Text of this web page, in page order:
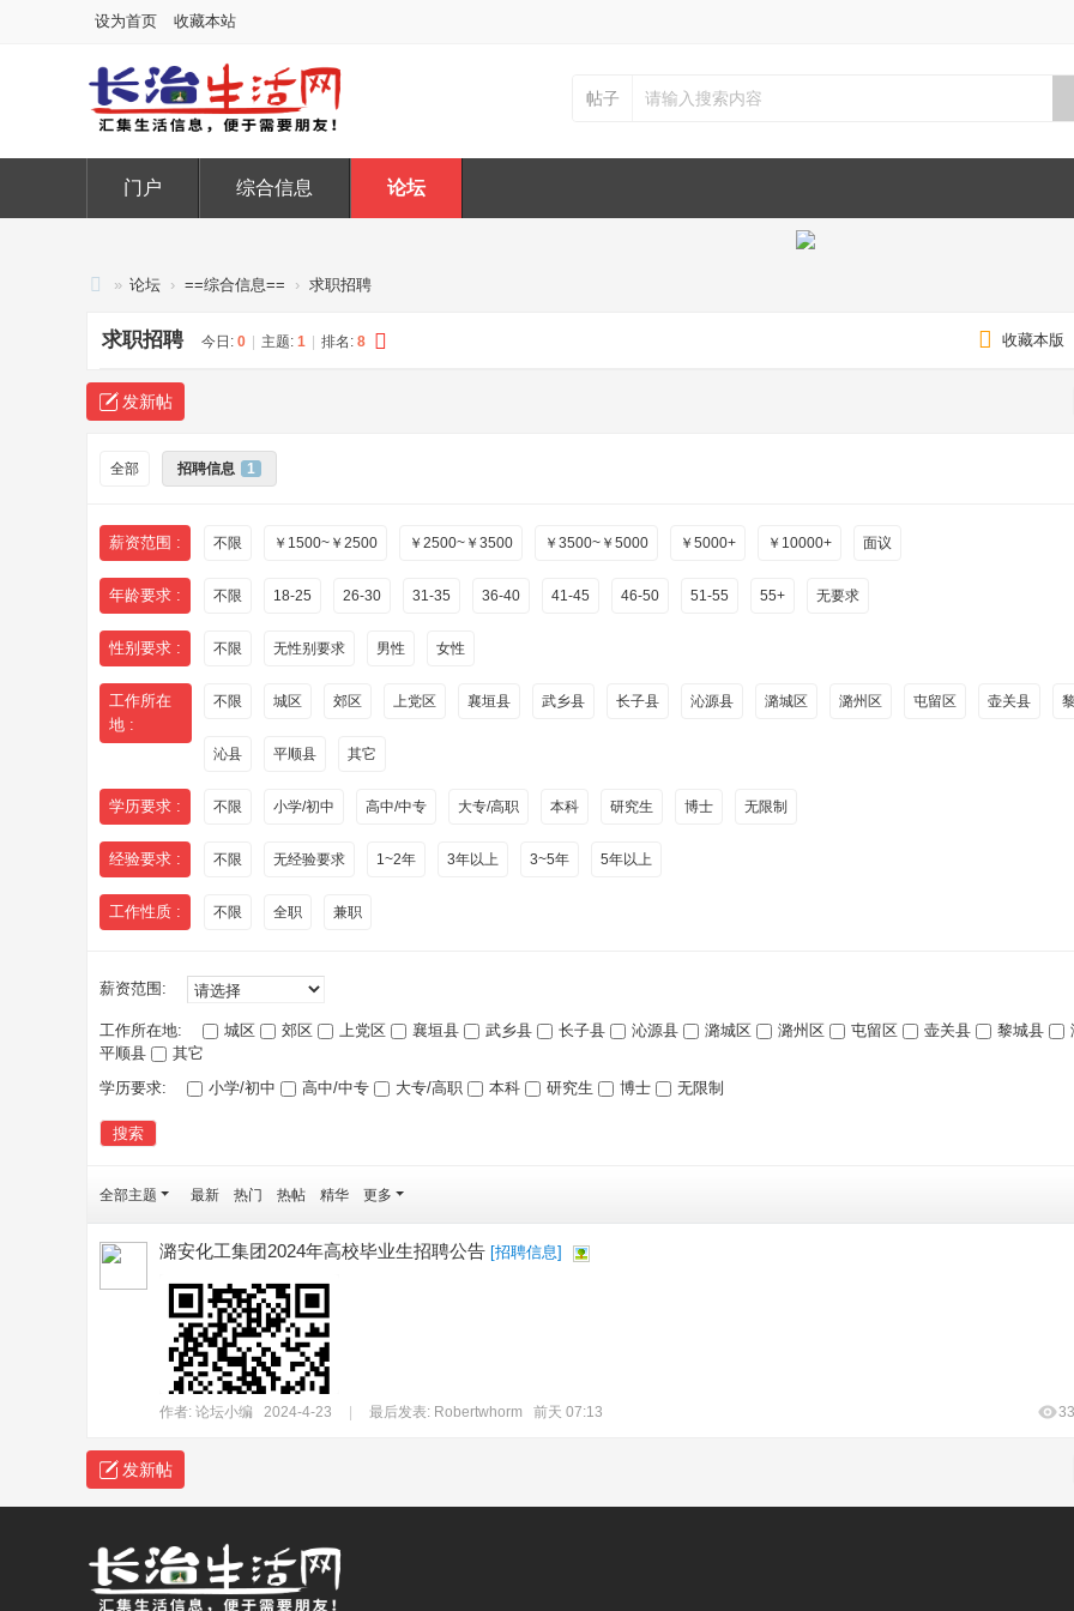
设为首页 收藏本站
帖子
门户 综合信息 论坛
生
活
» 论坛 › ==综合信息== › 求职招聘
收藏本版
求职招聘 今日: 0 主题: 1 排名: 8
发新帖
全部 招聘信息 1
薪资范围 : 不限 ￥1500~￥2500 ￥2500~￥3500 ￥3500~￥5000 ￥5000+ ￥10000+ 面议
年龄要求 : 不限 18-25 26-30 31-35 36-40 41-45 46-50 51-55 55+ 无要求
性别要求 : 不限 无性别要求 男性 女性
工作所在
地 :
不限 城区 郊区 上党区 襄垣县 武乡县 长子县 沁源县 潞城区 潞州区 屯留区 壶关县
沁县 平顺县 其它
学历要求 : 不限 小学/初中 高中/中专 大专/高职 本科 研究生 博士 无限制
经验要求 : 不限 无经验要求 1~2年 3年以上 3~5年 5年以上
工作性质 : 不限 全职 兼职
薪资范围:
工作所在地: 城区 郊区 上党区 襄垣县 武乡县 长子县 沁源县 潞城区 潞州区 屯留区 壶关县 黎城县
平顺县
其它
学历要求:
小学/初中 高中/中专 大专/高职 本科 研究生 博士 无限制
搜索
全部主题 最新 热门 热帖 精华 更多
潞安化工集团2024年高校毕业生招聘公告 [招聘信息]
作者: 论坛小编 2024-4-23 最后发表: Robertwhorm 前天 07:13
发新帖